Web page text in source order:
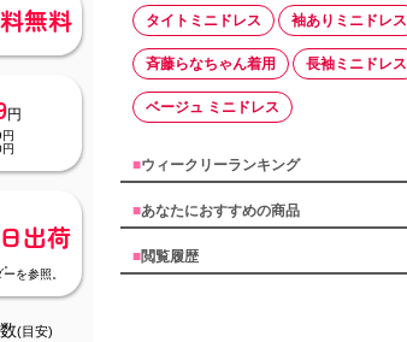
無料
円
出荷
を参照。
(目安)
タイトミニドレス 袖ありミニドレス
斉藤らなちゃん着用 長袖ミニドレス
ベージュ ミニドレス
■ウィークリーランキング
■あなたにおすすめの商品
■閲覧履歴